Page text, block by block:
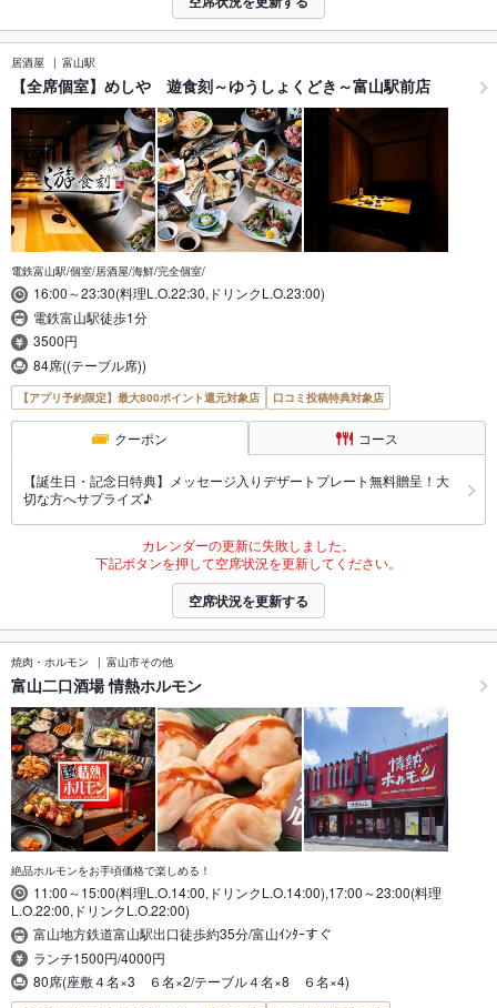
居酒屋 富山駅
【全席個室】めしや 遊食刻～ゆうしょくどき～富山駅前店
電鉄富山駅/個室/居酒屋/海鮮/完全個室/
16:00～23:30(料理L.O.22:30,ドリンクL.O.23:00)
電鉄富山駅徒歩1分
3500円
84席((テーブル席))
【アプリ予約限定】最大800ポイント還元対象店 口コミ投稿特典対象店
クーポン コース
【誕生日・記念日特典】メッセージ入りデザートプレート無料贈呈！大
切な方へサプライズ♪
カレンダーの更新に失敗しました。
下記ボタンを押して空席状況を更新してください。
空席状況を更新する
焼肉・ホルモン 富山市その他
富山二口酒場 情熱ホルモン
絶品ホルモンをお手頃価格で楽しめる！
11:00～15:00(料理L.O.14:00,ドリンクL.O.14:00),17:00～23:00(料理
L.O.22:00,ドリンクL.O.22:00)
富山地方鉄道富山駅出口徒歩約35分/富山ｲﾝﾀｰすぐ
ランチ1500円/4000円
80席(座敷４名×3 ６名×2/テーブル４名×8 ６名×4)